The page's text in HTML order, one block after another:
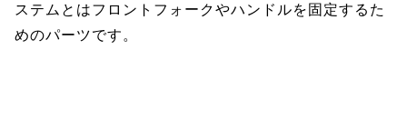
ステムとはフロントフォークやハンドルを固定するた
めのパーツです。